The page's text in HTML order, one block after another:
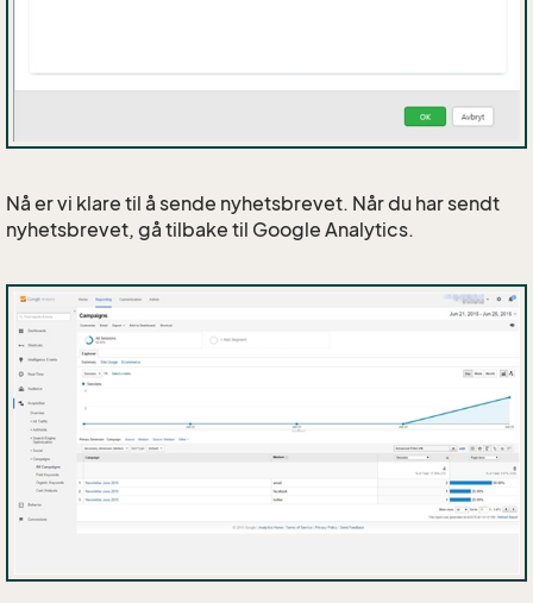
Nå er vi klare til å sende nyhetsbrevet. Når du har sendt
nyhetsbrevet, gå tilbake til Google Analytics.